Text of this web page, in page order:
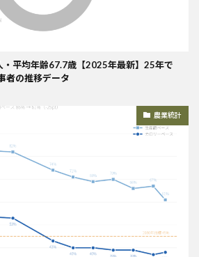
・平均年齢67.7歳【2025年最新】25年で
者の推移データ
農業統計